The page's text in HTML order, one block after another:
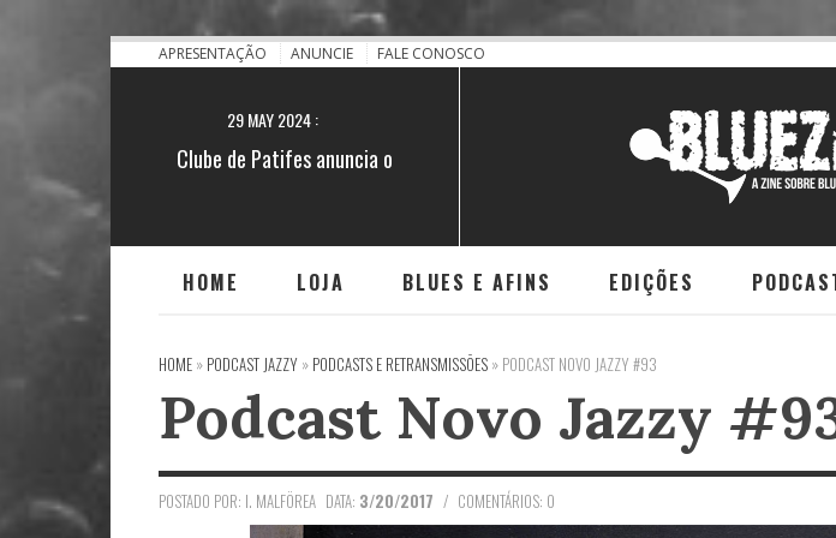
APRESENTAÇÃO ANUNCIE FALE CONOSCO
[BA] Blues no quilombo do Iguape
29 MAY 2024 :
Clube de Patifes anuncia o
HOME LOJA BLUES E AFINS EDIÇÕES
HOME » PODCAST JAZZY » PODCASTS E RETRANSMISSÕES » PODCAST NOVO JAZZY #93
Podcast Novo Jazzy
POSTADO POR: I. MALFÖREA DATA: 3/20/2017 / COMENTÁRIOS: 0